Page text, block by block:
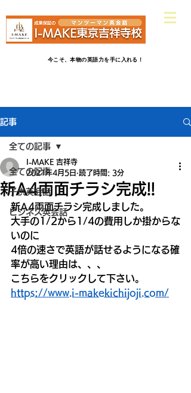
今こそ、本物の英語力を手に入れる！
記事
全ての記事
子供英会話
ビジネス英会話
全ての記事
新A4両面チラシ完成!!
I-MAKE 吉祥寺
2021年4月5日 読了時間: 3分
新A4両面チラシ完成しました。
大手の1/2から1/4の費用しか掛からな
いのに
4倍の速さで英語が話せるようになる確
率が高い理由は、、、
こちらをクリックして下さい。
https://www.i-makekichijoji.com/